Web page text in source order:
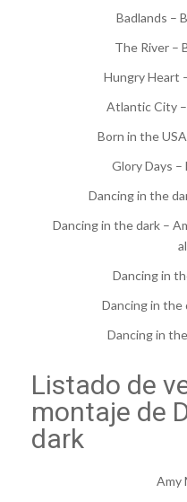
Badlands –
The River –
Hungry Heart
Atlantic City
Born in the
Glory Days
Dancing in the
Dancing in the dark –
Dancing in
Dancing in the
Dancing in
Listado de
montaje de
dark
Amy